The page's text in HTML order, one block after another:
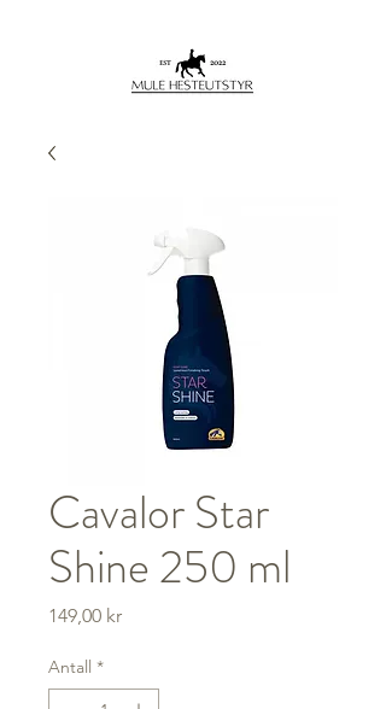
Cavalor Star
Shine 250 ml
149,00 krPris
Antall *